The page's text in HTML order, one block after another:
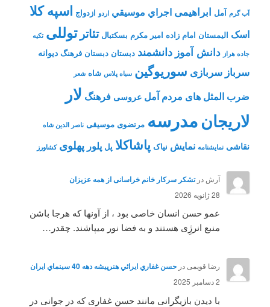
آب گرم آمل ابراهیمی اجراي موسيقي اردو ازدواج اسپه کلا
اسک الیمستان امام زاده امیر مکرم بسکتبال تئاتر توللی تکیه
جاده هراز دانش آموز دانشمند دبستان دبستان فرهنگ دیوانه
سرباز سربازی سوریوگین سیاه پلاس شاه شعر
ضرب المثل های مردم آمل عروسی فرهنگ لار
لاریجانمدرسه مرتضوی موسیقی ناصر الدین شاه
نقاشی نمايشنامه نمایش نیاک پاشاکلا پل پلور پهلوی کشاورز
آرش درتشکر سرکار خانم خراسانی از همه عزیزان
28 ژانویه 2026
عمو حسن انسان خاصی بود ، از آونها که هرجا باشن
منبع انرژِی هستند و به فضا نور میپاشند. چقدر…
رضا قویمی در حسن غفاري ايرائي هنرپيشه دهه 40 سينماي ايران
2 دسامبر 2025
با دیدن بازیگرانی مانند حسن غفاری که در جوانی در